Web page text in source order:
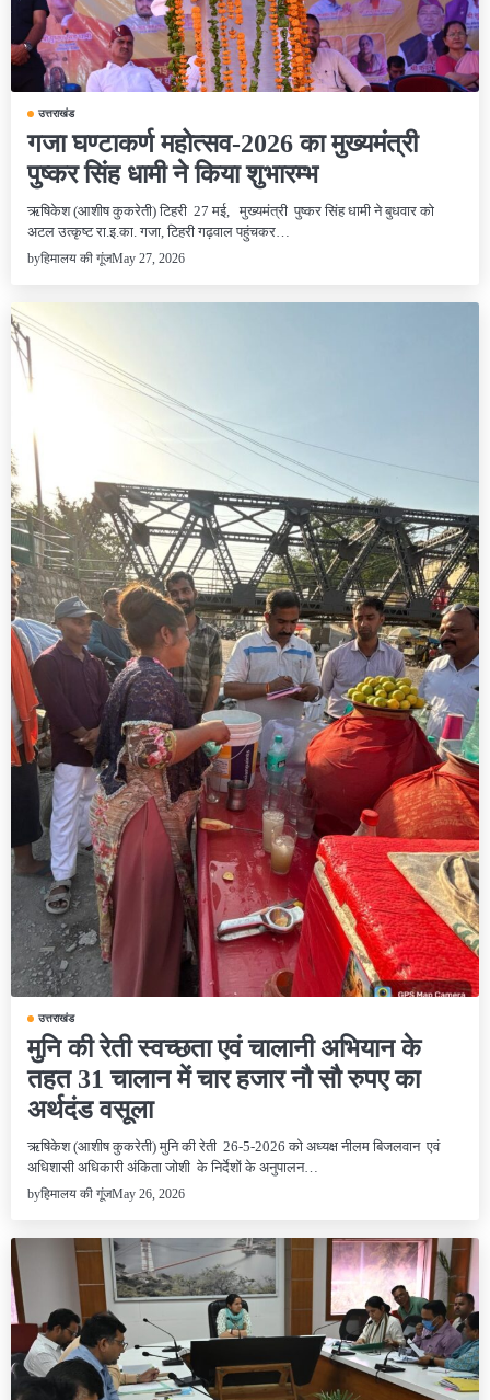
उत्तराखंड
गजा घण्टाकर्ण महोत्सव-2026 का मुख्यमंत्री
पुष्कर सिंह धामी ने किया शुभारम्भ
ऋषिकेश (आशीष कुकरेती) टिहरी 27 मई, मुख्यमंत्री पुष्कर सिंह धामी ने बुधवार को
अटल उत्कृष्ट रा.इ.का. गजा, टिहरी गढ़वाल पहुंचकर…
byहिमालय की गूंजMay 27, 2026
उत्तराखंड
मुनि की रेती स्वच्छता एवं चालानी अभियान के
तहत 31 चालान में चार हजार नौ सौ रुपए का
अर्थदंड वसूला
ऋषिकेश (आशीष कुकरेती) मुनि की रेती 26-5-2026 को अध्यक्ष नीलम बिजलवान एवं
अधिशासी अधिकारी अंकिता जोशी के निर्देशों के अनुपालन…
byहिमालय की गूंजMay 26, 2026